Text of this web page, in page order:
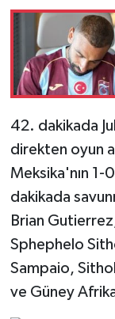
42. dakikada
direkten oyun
Meksika'nın
dakikada
Brian
Sphephelo
Sampaio,
ve Güney